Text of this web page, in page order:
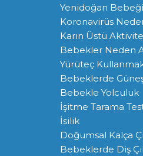
Yenidoğan
Koronavirüs
Karın Üstü
Bebekler Neden
Yürüteç Kullanmak
Bebeklerde
Bebekle Yolculuk
İşitme Tarama
İsilik
Doğumsal Kalça
Bebeklerde Diş